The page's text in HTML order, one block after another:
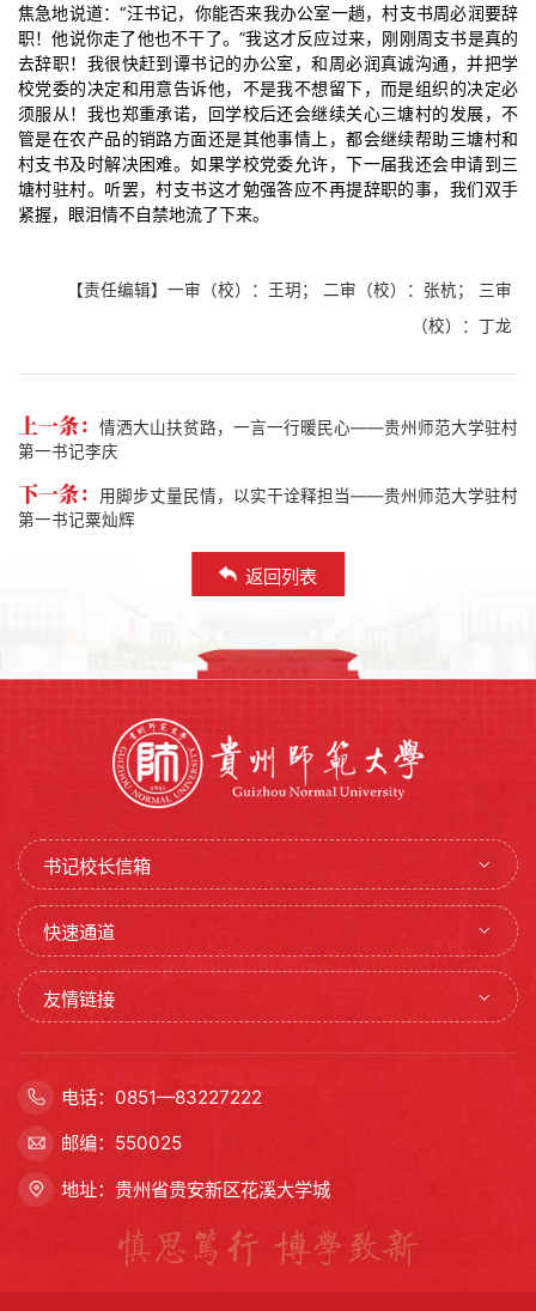
焦急地说道：“汪书记，你能否来我办公室一趟，村支书周必润要辞
职！他说你走了他也不干了。”我这才反应过来，刚刚周支书是真的
去辞职！我很快赶到谭书记的办公室，和周必润真诚沟通，并把学
校党委的决定和用意告诉他，不是我不想留下，而是组织的决定必
须服从！我也郑重承诺，回学校后还会继续关心三塘村的发展，不
管是在农产品的销路方面还是其他事情上，都会继续帮助三塘村和
村支书及时解决困难。如果学校党委允许，下一届我还会申请到三
塘村驻村。听罢，村支书这才勉强答应不再提辞职的事，我们双手
紧握，眼泪情不自禁地流了下来。
【责任编辑】一审（校）：王玥； 二审（校）：张杭； 三审
（校）：丁龙
上一条：
情洒大山扶贫路，一言一行暖民心——贵州师范大学驻村
第一书记李庆
下一条：
用脚步丈量民情，以实干诠释担当——贵州师范大学驻村
第一书记粟灿辉
返回列表
书记校长信箱
快速通道
友情链接
电话：0851—83227222
邮编：550025
地址：贵州省贵安新区花溪大学城